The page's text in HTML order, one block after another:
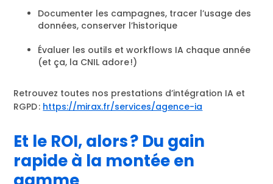
Documenter les campagnes, tracer l’usage des
données, conserver l’historique
Évaluer les outils et workflows IA chaque année
(et ça, la CNIL adore !)
Retrouvez toutes nos prestations d’intégration IA et
RGPD : https://mirax.fr/services/agence-ia
Et le ROI, alors ? Du gain
rapide à la montée en